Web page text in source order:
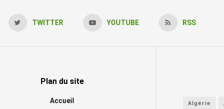
TWITTER YOUTUBE RSS
Plan du site
Accueil
Algérie